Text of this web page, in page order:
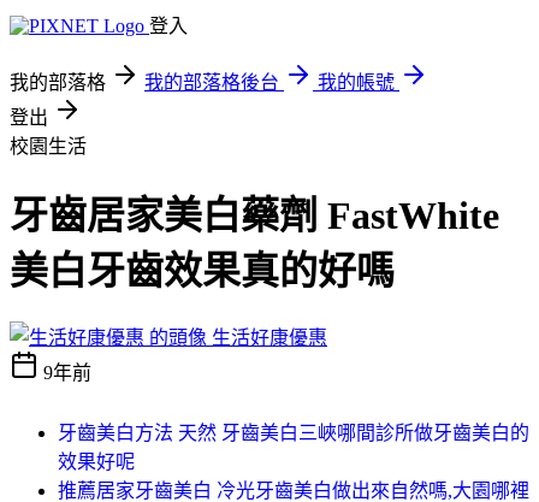
登入
我的部落格 我的部落格後台
我的帳號
登出
校園生活
牙齒居家美白藥劑 FastWhite
美白牙齒效果真的好嗎
生活好康優惠
9年前
牙齒美白方法 天然 牙齒美白三峽哪間診所做牙齒美白的
效果好呢
推薦居家牙齒美白 冷光牙齒美白做出來自然嗎,大園哪裡